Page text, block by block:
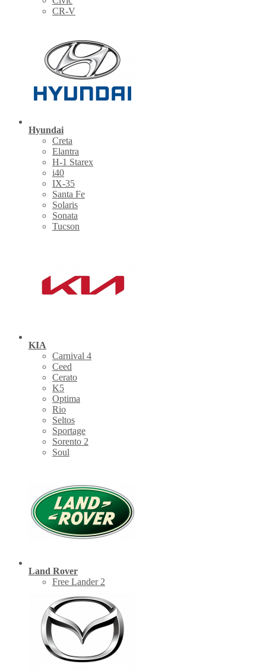
CR-V
Hyundai
Creta
Elantra
H-1 Starex
i40
IX-35
Santa Fe
Solaris
Sonata
Tucson
KIA
Carnival 4
Ceed
Cerato
K5
Optima
Rio
Seltos
Sportage
Sorento 2
Soul
Land Rover
Free Lander 2